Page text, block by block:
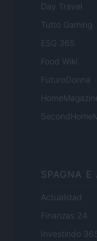
Day Travel
Tutto Gaming
ESG 365
Food Wiki
FuturoDonna
SPAGNA E
Actualidad
Finanzas 24
Investindo